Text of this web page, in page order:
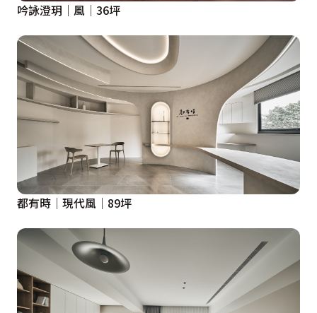
吟詠澄玥│風│36坪
都有時│現代風│89坪